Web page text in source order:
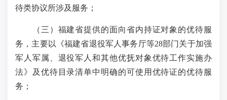
待类协议所涉及服务；
（三）福建省提供的面向省内持证对象的优待服
务，主要以《福建省退役军人事务厅等28部门关于加强
军人军属、退役军人和其他优抚对象优待工作实施办
法》及优待目录清单中明确的可使用优待证的优待服
务；